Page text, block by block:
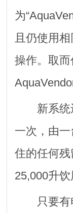
为
且仍使用
操作。取
新系统还
一次，由
住的任何
25,000升
只要有电